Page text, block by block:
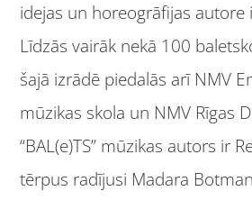
idejas un horeogrāfijas autore
Līdzās vairāk nekā 100
šajā izrādē piedalās arī NMV
mūzikas skola un NMV Rīgas
“BAL(e)TS” mūzikas autors ir
tērpus radījusi Madara